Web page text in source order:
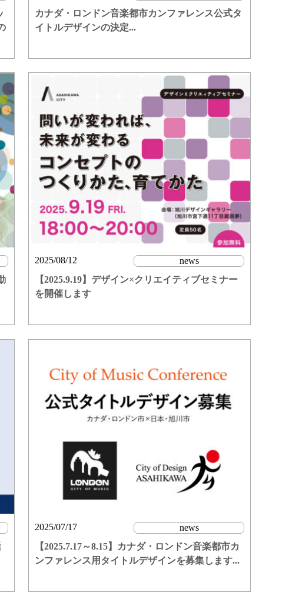
カナダ・ロンドン音楽都市カンファレンス公式タ
イトルデザインの決定...
2025/08/12
news
【2025.9.19】デザイン×クリエイティブセミナー
を開催します
2025/07/17
news
【2025.7.17～8.15】カナダ・ロンドン音楽都市カ
ンファレンス用タイトルデザインを募集します...